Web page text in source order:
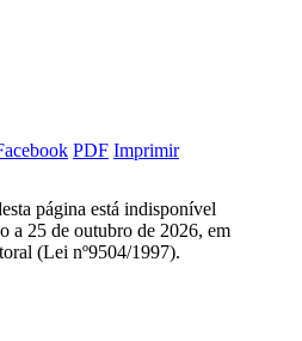
PDF Imprimir
página está indisponível
a 25 de outubro de 2026, em
(Lei nº9504/1997).